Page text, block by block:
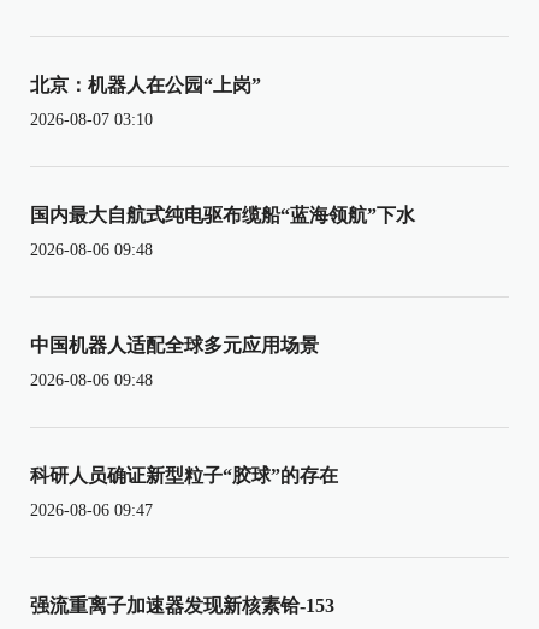
北京：机器人在公园“上岗”
2026-08-07 03:10
国内最大自航式纯电驱布缆船“蓝海领航”下水
2026-08-06 09:48
中国机器人适配全球多元应用场景
2026-08-06 09:48
科研人员确证新型粒子“胶球”的存在
2026-08-06 09:47
强流重离子加速器发现新核素铪-153